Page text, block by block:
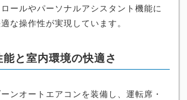
ールやパーソナルアシスタント機能に
な操作性が実現しています。
と室内環境の快適さ
ンオートエアコンを装備し、運転席・